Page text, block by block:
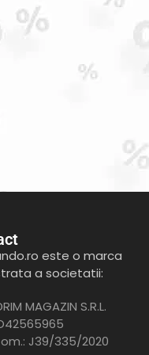
este o marca
a societatii:
MAGAZIN S.R.L.
J39/335/2020